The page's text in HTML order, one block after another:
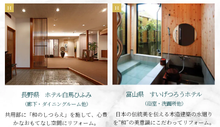
H
長野県 ホテル白馬ひふみ
（廊下・ダイニングルーム他）
共用部に「和のしつらえ」を施して、心豊
かなおもてなし空間にリフォーム。
H
富山県 すいげつろうホテル
（浴室・洗面所他）
日本の伝統美を伝える木造建築の水廻り
を“和”の美意識にこだわってリフォーム。